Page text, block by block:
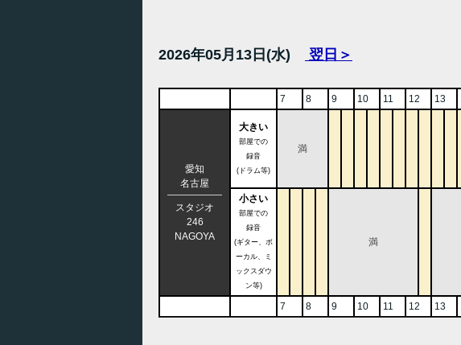
2026年05月13日(水) 翌日＞
7 8 9 10 11 12 13
愛知
名古屋
スタジオ
246
NAGOYA
大きい
部屋での
録音
(ドラム等)
満
小さい
部屋での
録音
(ギター、ボ
ーカル、ミ
ックスダウ
ン等)
満
7 8 9 10 11 12 13